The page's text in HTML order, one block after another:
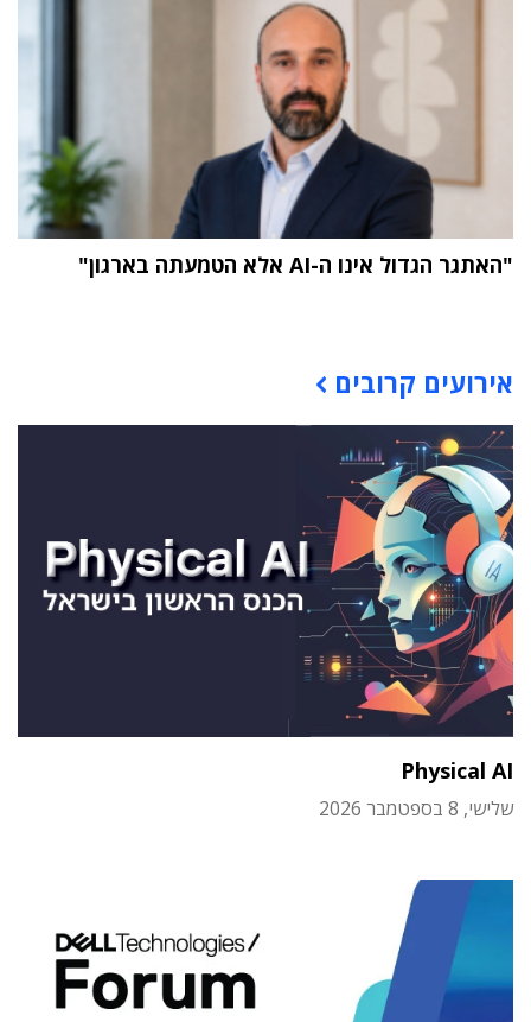
"האתגר הגדול אינו ה-AI אלא הטמעתה בארגון"
אירועים קרובים
Physical AI
שלישי, 8 בספטמבר 2026